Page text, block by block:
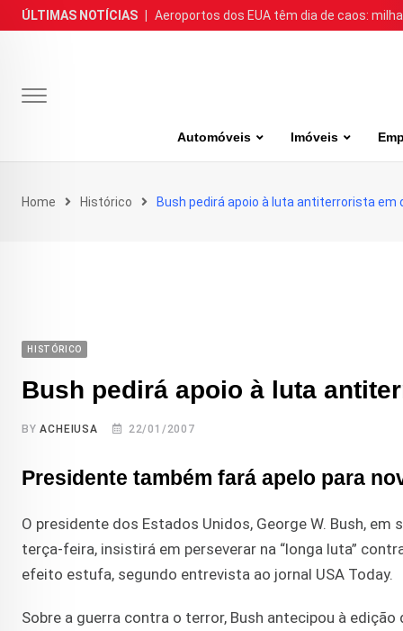
Skip
to
ÚLTIMAS NOTÍCIAS Aeroportos dos EUA têm dia de caos:
Automóveis Imóveis
Home Histórico Bush pedirá apoio à luta antiterrorista em
HISTÓRICO
Bush pedirá apoio à luta
BYACHEIUSA 22/01/2007
Presidente também fará apelo para
O presidente dos Estados Unidos, George W. Bush,
terça-feira, insistirá em perseverar na “longa luta”
efeito estufa, segundo entrevista ao jornal USA Today.
Sobre a guerra contra o terror, Bush antecipou à